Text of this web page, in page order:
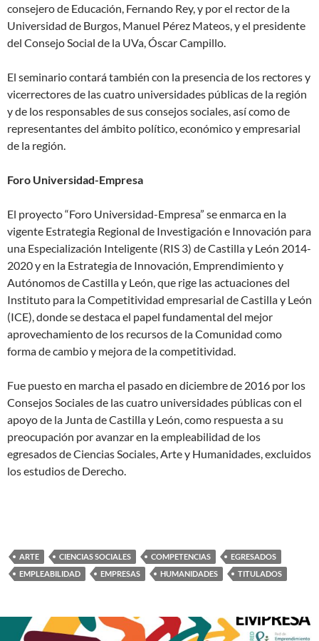
consejero de Educación, Fernando Rey, y por el rector de la
Universidad de Burgos, Manuel Pérez Mateos, y el presidente
del Consejo Social de la UVa, Óscar Campillo.
El seminario contará también con la presencia de los rectores y
vicerrectores de las cuatro universidades públicas de la región
y de los responsables de sus consejos sociales, así como de
representantes del ámbito político, económico y empresarial
de la región.
Foro Universidad-Empresa
El proyecto “Foro Universidad-Empresa” se enmarca en la
vigente Estrategia Regional de Investigación e Innovación para
una Especialización Inteligente (RIS 3) de Castilla y León 2014-
2020 y en la Estrategia de Innovación, Emprendimiento y
Autónomos de Castilla y León, que rige las actuaciones del
Instituto para la Competitividad empresarial de Castilla y León
(ICE), donde se destaca el papel fundamental del mejor
aprovechamiento de los recursos de la Comunidad como
forma de cambio y mejora de la competitividad.
Fue puesto en marcha el pasado en diciembre de 2016 por los
Consejos Sociales de las cuatro universidades públicas con el
apoyo de la Junta de Castilla y León, como respuesta a su
preocupación por avanzar en la empleabilidad de los
egresados de Ciencias Sociales, Arte y Humanidades, excluidos
los estudios de Derecho.
ARTE CIENCIAS SOCIALES COMPETENCIAS
EGRESADOS
EMPLEABILIDAD
EMPRESAS HUMANIDADES TITULADOS